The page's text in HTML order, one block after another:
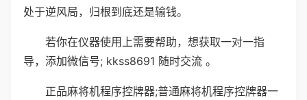
处于逆风局，归根到底还是输钱。
若你在仪器使用上需要帮助，想获取一对一指
导，添加微信号; kkss8691 随时交流 。
正品麻将机程序控牌器;普通麻将机程序控牌器一